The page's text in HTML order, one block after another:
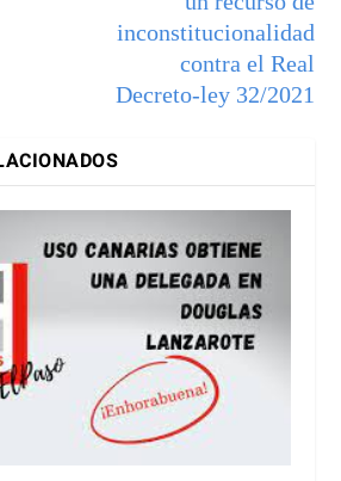
inconstitucionalidad
contra el Real
Decreto-ley 32/2021